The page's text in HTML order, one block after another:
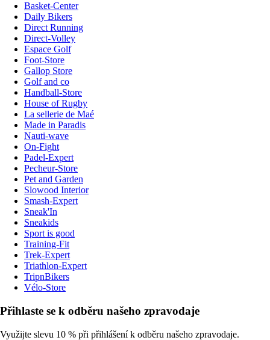
Basket-Center
Daily Bikers
Direct Running
Direct-Volley
Espace Golf
Foot-Store
Gallop Store
Golf and co
Handball-Store
House of Rugby
La sellerie de Maé
Made in Paradis
Nauti-wave
On-Fight
Padel-Expert
Pecheur-Store
Pet and Garden
Slowood Interior
Smash-Expert
Sneak'In
Sneakids
Sport is good
Training-Fit
Trek-Expert
Triathlon-Expert
TripnBikers
Vélo-Store
Přihlaste se k odběru našeho zpravodaje
Využijte slevu 10 % při přihlášení k odběru našeho zpravodaje.